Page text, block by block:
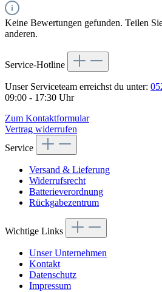
Keine Bewertungen gefunden. Teilen
anderen.
Service-Hotline
Unser Serviceteam erreichst du unter:
09:00 - 17:30 Uhr
Zum Kontaktformular
Vertrag widerrufen
Service
Versand & Lieferung
Widerrufsrecht
Batterieverordnung
Rückgabezentrum
Wichtige Links
Unser Unternehmen
Kontakt
Datenschutz
Impressum